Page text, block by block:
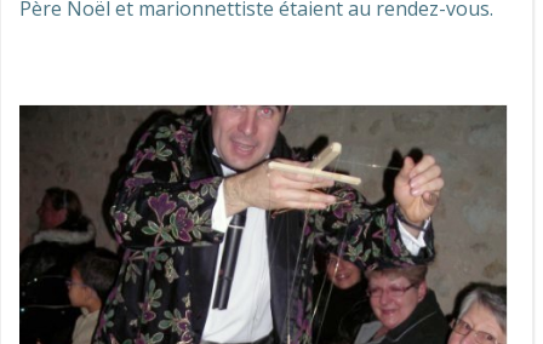
Père Noël et marionnettiste étaient au rendez-vous.